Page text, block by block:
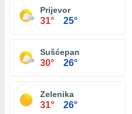
Prijevor
31° 25°
Sušćepan
30° 26°
Zelenika
31° 26°